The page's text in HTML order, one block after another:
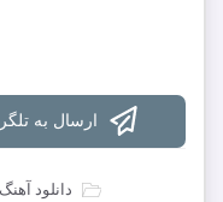
ارسال به
دانلود آهنگ